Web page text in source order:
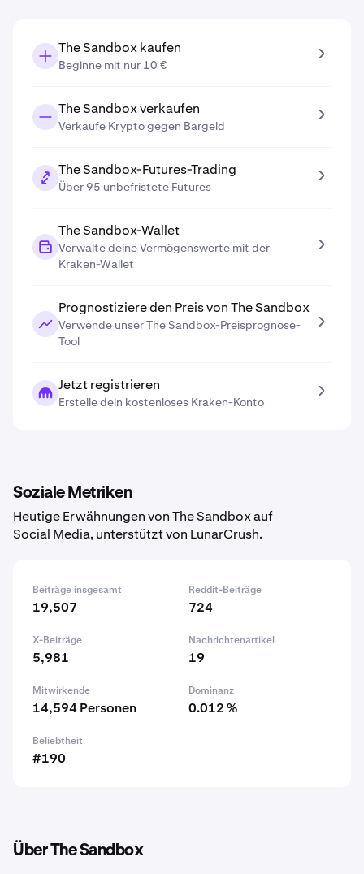
The Sandbox kaufen
Beginne mit nur 10 €
The Sandbox verkaufen
Verkaufe Krypto gegen Bargeld
The Sandbox-Futures-Trading
Über 95 unbefristete Futures
The Sandbox-Wallet
Verwalte deine Vermögenswerte mit der
Kraken-Wallet
Prognostiziere den Preis von The Sandbox
Verwende unser The Sandbox-Preisprognose-
Tool
Jetzt registrieren
Erstelle dein kostenloses Kraken-Konto
Soziale Metriken
Heutige Erwähnungen von The Sandbox auf
Social Media, unterstützt von LunarCrush.
Beiträge insgesamt
19,507
Reddit-Beiträge
724
X-Beiträge
5,981
Nachrichtenartikel
19
Mitwirkende
14,594 Personen
Dominanz
0.012 %
Beliebtheit
#190
Über The Sandbox